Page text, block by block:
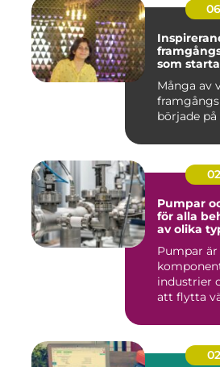
som
Många av
började på
Pumpar
för alla
av olika
Pumpar
industrier
att flytta